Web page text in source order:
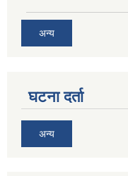
अन्य
घटना दर्ता
अन्य